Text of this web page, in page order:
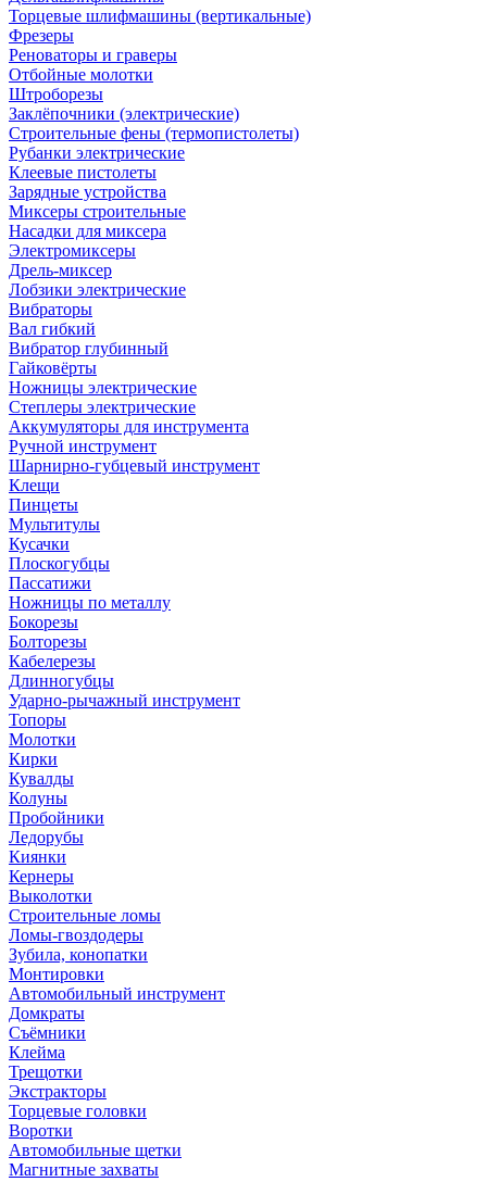
Торцевые шлифмашины (вертикальные)
Фрезеры
Реноваторы и граверы
Отбойные молотки
Штроборезы
Заклёпочники (электрические)
Строительные фены (термопистолеты)
Рубанки электрические
Клеевые пистолеты
Зарядные устройства
Миксеры строительные
Насадки для миксера
Электромиксеры
Дрель-миксер
Лобзики электрические
Вибраторы
Вал гибкий
Вибратор глубинный
Гайковёрты
Ножницы электрические
Степлеры электрические
Аккумуляторы для инструмента
Ручной инструмент
Шарнирно-губцевый инструмент
Клещи
Пинцеты
Мультитулы
Кусачки
Плоскогубцы
Пассатижи
Ножницы по металлу
Бокорезы
Болторезы
Кабелерезы
Длинногубцы
Ударно-рычажный инструмент
Топоры
Молотки
Кирки
Кувалды
Колуны
Пробойники
Ледорубы
Киянки
Кернеры
Выколотки
Строительные ломы
Ломы-гвоздодеры
Зубила, конопатки
Монтировки
Автомобильный инструмент
Домкраты
Съёмники
Клейма
Трещотки
Экстракторы
Торцевые головки
Воротки
Автомобильные щетки
Магнитные захваты